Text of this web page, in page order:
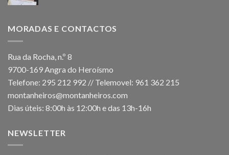
MORADAS E CONTACTOS
Rua da Rocha, n.º 8
9700-169 Angra do Heroísmo
Telefone: 295 212 992 // Telemovel: 961 362 215
montanheiros@montanheiros.com
Dias úteis: 8:00h às 12:00h e das 13h-16h
NEWSLETTER